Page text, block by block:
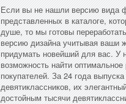
Если вы не нашли версию вида
представленных в каталоге,
душе, то мы готовы
версию дизайна учитывая ваши
придумать новейший для вас. У
возможность найти
покупателей. За 24 года
девятиклассников, их
достойным тысячи